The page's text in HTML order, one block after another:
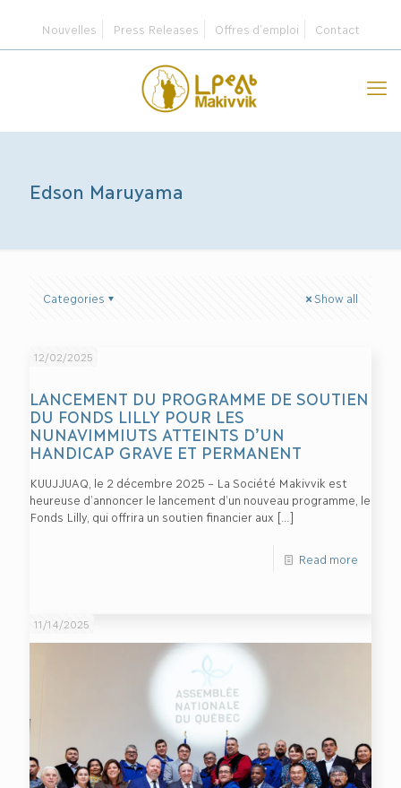
Nouvelles Press Releases Offres d’emploi Contact
Edson Maruyama
Categories Show all
12/02/2025
LANCEMENT DU PROGRAMME DE SOUTIEN
DU FONDS LILLY POUR LES
NUNAVIMMIUTS ATTEINTS D’UN
HANDICAP GRAVE ET PERMANENT
KUUJJUAQ, le 2 décembre 2025 – La Société Makivvik est
heureuse d’annoncer le lancement d’un nouveau programme, le
Fonds Lilly, qui offrira un soutien financier aux […]
Read more
11/14/2025